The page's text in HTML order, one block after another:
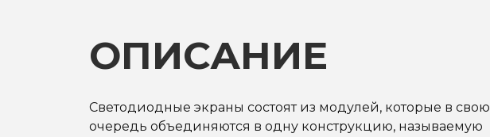
ОПИСАНИЕ
Светодиодные экраны состоят из модулей, которые в свою
очередь объединяются в одну конструкцию, называемую